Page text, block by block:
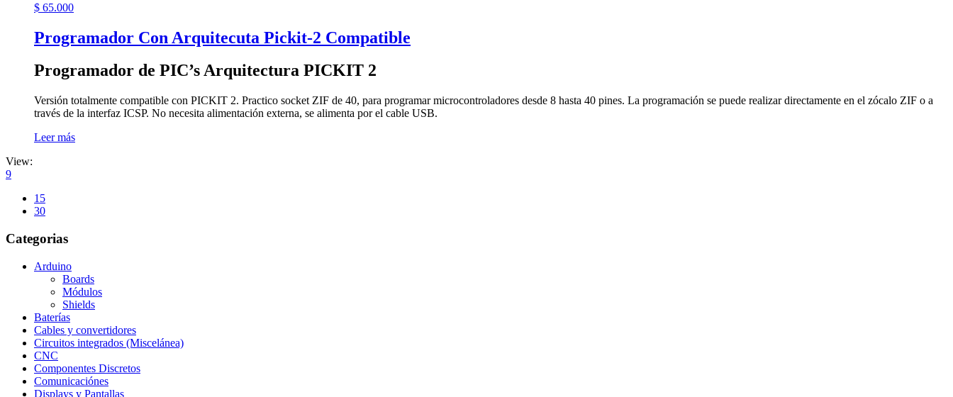
$ 65.000
Programador Con Arquitecuta Pickit-2 Compatible
Programador de PIC’s Arquitectura PICKIT 2
Versión totalmente compatible con PICKIT 2. Practico socket ZIF de 40, para programar microcontroladores desde 8 hasta 40 pines. La programación se puede realizar directamente en el zócalo ZIF o a
través de la interfaz ICSP. No necesita alimentación externa, se alimenta por el cable USB.
Leer más
View:
9
15
30
Categorias
Arduino
Boards
Módulos
Shields
Baterías
Cables y convertidores
Circuitos integrados (Miscelánea)
CNC
Componentes Discretos
Comunicaciónes
Displays y Pantallas